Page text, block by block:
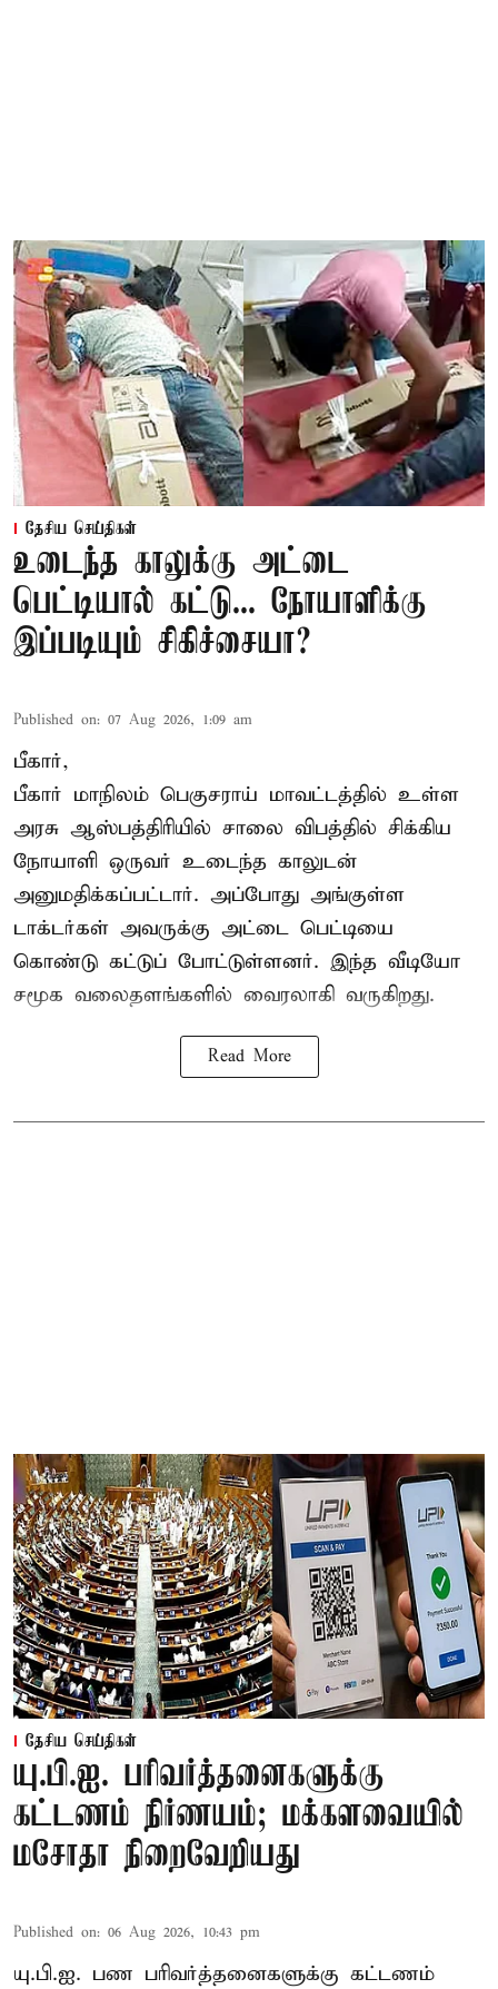
தேசிய செய்திகள்
உடைந்த காலுக்கு அட்டை
பெட்டியால் கட்டு... நோயாளிக்கு
இப்படியும் சிகிச்சையா?
Published on: 07 Aug 2026, 1:09 am
பீகார்,
பீகார் மாநிலம் பெகுசராய் மாவட்டத்தில் உள்ள
அரசு ஆஸ்பத்திரியில் சாலை விபத்தில் சிக்கிய
நோயாளி ஒருவர் உடைந்த காலுடன்
அனுமதிக்கப்பட்டார். அப்போது அங்குள்ள
டாக்டர்கள் அவருக்கு அட்டை பெட்டியை
கொண்டு கட்டுப் போட்டுள்ளனர். இந்த வீடியோ
சமூக வலைதளங்களில் வைரலாகி வருகிறது.
Read More
தேசிய செய்திகள்
யு.பி.ஐ. பரிவர்த்தனைகளுக்கு
கட்டணம் நிர்ணயம்; மக்களவையில்
மசோதா நிறைவேறியது
Published on: 06 Aug 2026, 10:43 pm
யு.பி.ஐ. பண பரிவர்த்தனைகளுக்கு கட்டணம்